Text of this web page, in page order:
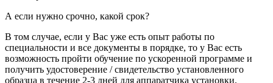
А если нужно срочно, какой срок?
В том случае, если у Вас уже есть опыт работы по
специальности и все документы в порядке, то у Вас есть
возможность пройти обучение по ускоренной программе и
получить удостоверение / свидетельство установленного
образца в течение 2-3 дней для аппаратчика установки.